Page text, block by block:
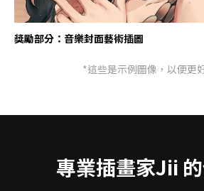
獎勵部分：音樂封面藝術插圖
*這些是示例圖像，以便更
專業插畫家Jii